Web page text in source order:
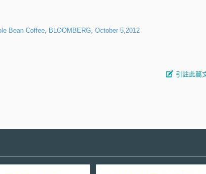
Bean Coffee, BLOOMBERG, October 5,2012
引註此篇